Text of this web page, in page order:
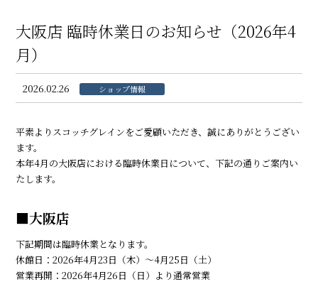
大阪店 臨時休業日のお知らせ（2026年4
月）
2026.02.26 ショップ情報
平素よりスコッチグレインをご愛顧いただき、誠にありがとうござい
ます。
本年4月の大阪店における臨時休業日について、下記の通りご案内い
たします。
■大阪店
下記期間は臨時休業となります。
休館日：2026年4月23日（木）～4月25日（土）
営業再開：2026年4月26日（日）より通常営業